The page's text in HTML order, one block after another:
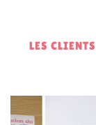
LES